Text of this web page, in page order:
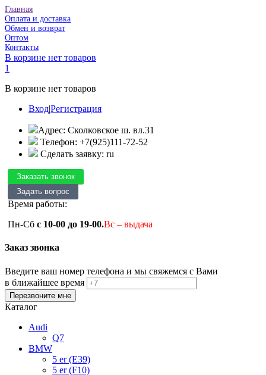
Главная
Оплата и доставка
Обмен и возврат
Оптом
Контакты
В корзине нет товаров
1
В корзине нет товаров
Вход|Регистрация
Адрес: Сколковское ш. вл.31
Телефон: +7(925)111-72-52
Сделать заявку: ru
Время работы:
Пн-Сб с 10-00 до 19-00.Вс – выдача
Заказ звонка
Введите ваш номер телефона и мы свяжемся с Вами
в ближайшее время
Каталог
Audi
Q7
BMW
5 er (E39)
5 er (F10)